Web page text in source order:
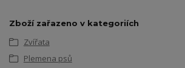
Zboží zařazeno v kategoriích
Zvířata
Plemena psů